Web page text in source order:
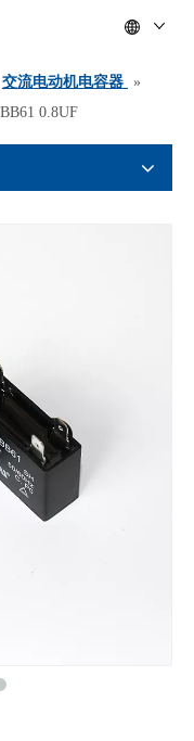
交流电动机电容器 »
0.8UF